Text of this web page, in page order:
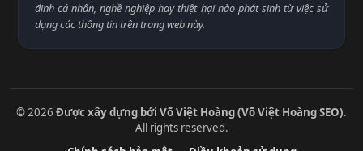
định cá nhân, nghề nghiệp hay thiệt hại nào phát sinh từ việc sử
dụng các thông tin trên trang web này.
© 2026 Được xây dựng bởi Võ Việt Hoàng (Võ Việt Hoàng SEO).
All rights reserved.